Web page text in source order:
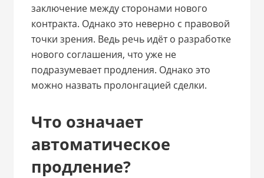
заключение между сторонами нового
контракта. Однако это неверно с правовой
точки зрения. Ведь речь идёт о разработке
нового соглашения, что уже не
подразумевает продления. Однако это
можно назвать пролонгацией сделки.
Что означает
автоматическое
продление?